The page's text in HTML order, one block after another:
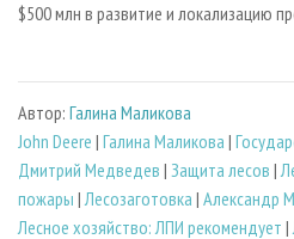
$500 млн в развитие и локализацию
Автор: Галина Маликова
John Deere | Галина Маликова |
Дмитрий Медведев | Защита лесов |
пожары | Лесозаготовка | Александр
Лесное хозяйство: ЛПИ рекомендует |